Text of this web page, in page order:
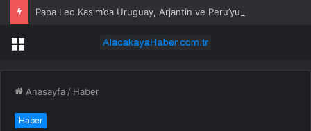
Menü
Anasayfa / Haber
Haber